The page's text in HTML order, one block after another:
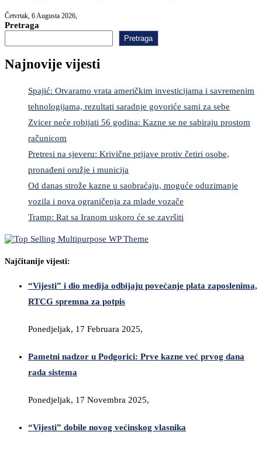
Četvrtak, 6 Augusta 2026,
Pretraga
Pretraga
Najnovije vijesti
Spajić: Otvaramo vrata američkim investicijama i savremenim
tehnologijama, rezultati saradnje govoriće sami za sebe
Zvicer neće robijati 56 godina: Kazne se ne sabiraju prostom
računicom
Pretresi na sjeveru: Krivične prijave protiv četiri osobe,
pronađeni oružje i municija
Od danas strože kazne u saobraćaju, moguće oduzimanje
vozila i nova ograničenja za mlade vozače
Tramp: Rat sa Iranom uskoro će se završiti
Najčitanije vijesti:
“Vijesti” i dio medija odbijaju povećanje plata zaposlenima,
RTCG spremna za potpis
Ponedjeljak, 17 Februara 2025,
Pametni nadzor u Podgorici: Prve kazne već prvog dana
rada sistema
Ponedjeljak, 17 Novembra 2025,
“Vijesti” dobile novog većinskog vlasnika